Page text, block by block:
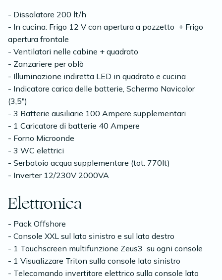
- Dissalatore 200 lt/h
- In cucina: Frigo 12 V con apertura a pozzetto + Frigo
apertura frontale
- Ventilatori nelle cabine + quadrato
- Zanzariere per oblò
- Illuminazione indiretta LED in quadrato e cucina
- Indicatore carica delle batterie, Schermo Navicolor
(3,5")
- 3 Batterie ausiliarie 100 Ampere supplementari
- 1 Caricatore di batterie 40 Ampere
- Forno Microonde
- 3 WC elettrici
- Serbatoio acqua supplementare (tot. 770lt)
- Inverter 12/230V 2000VA
Elettronica
- Pack Offshore
- Console XXL sul lato sinistro e sul lato destro
- 1 Touchscreen multifunzione Zeus3 su ogni console
- 1 Visualizzare Triton sulla console lato sinistro
- Telecomando invertitore elettrico sulla console lato